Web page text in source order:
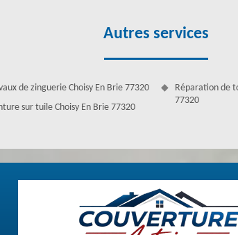
toiture à Choisy En Brie
Couverture Antoine vous propose un service de
Autres services
de zinguerie Choisy En Brie 77320
sur tuile Choisy En Brie 77320
Réparation de
77320